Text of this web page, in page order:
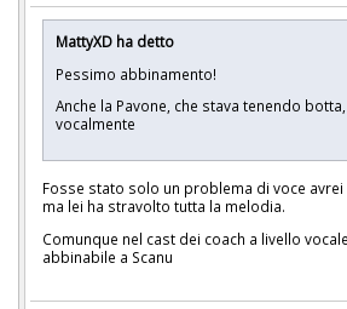
MattyXD ha detto
Pessimo abbinamento!
Anche la Pavone, che stava tenendo
vocalmente
Fosse stato solo un problema di voce
ma lei ha stravolto tutta la melodia.
Comunque nel cast dei coach a livello
abbinabile a Scanu